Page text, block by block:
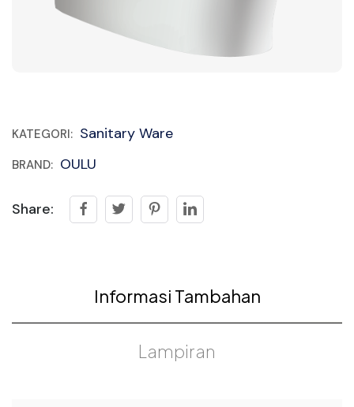
KATEGORI: Sanitary Ware
BRAND: OULU
Share:
Informasi Tambahan
Lampiran